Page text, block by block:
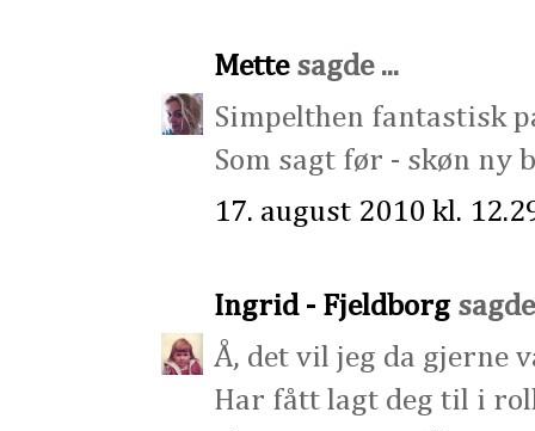
Mettesagde ...
Simpelthen fantastisk
Som sagt før - skøn ny
17. august 2010 kl.
Ingrid - Fjeldborg
Å, det vil jeg da gjerne
Har fått lagt deg til i